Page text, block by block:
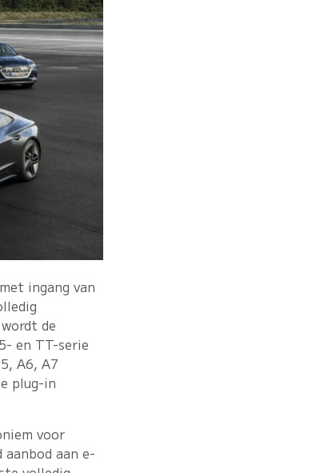
ingang van
de
en TT-serie
A6, A7
plug-in
voor
aan e-